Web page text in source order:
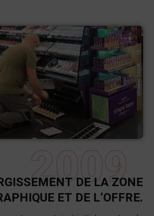
2009
DE LA ZONE
ET DE L’OFFRE.